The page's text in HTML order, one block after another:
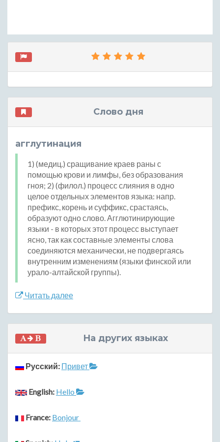
Слово дня
агглутинация
1) (медиц.) сращивание краев раны с
помощью крови и лимфы, без образования
гноя; 2) (филол.) процесс слияния в одно
целое отдельных элементов языка: напр.
префикс, корень и суффикс, срастаясь,
образуют одно слово. Агглютинирующие
языки - в которых этот процесс выступает
ясно, так как составные элементы слова
соединяются механически, не подвергаясь
внутренним изменениям (языки финской или
урало-алтайской группы).
Читать далее
На других языках
Русский: Привет
English: Hello
France: Bonjour